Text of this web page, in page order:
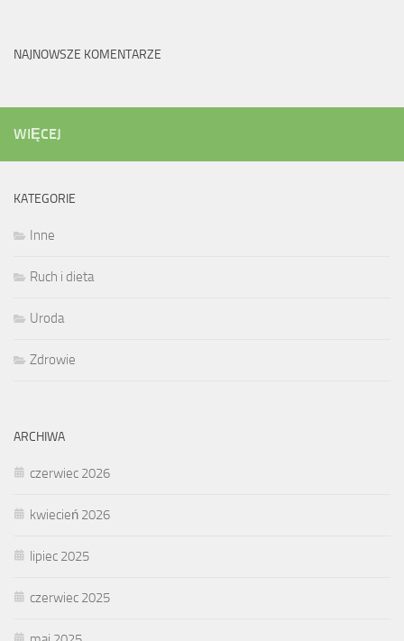
NAJNOWSZE KOMENTARZE
WIĘCEJ
KATEGORIE
Inne
Ruch i dieta
Uroda
Zdrowie
ARCHIWA
czerwiec 2026
kwiecień 2026
lipiec 2025
czerwiec 2025